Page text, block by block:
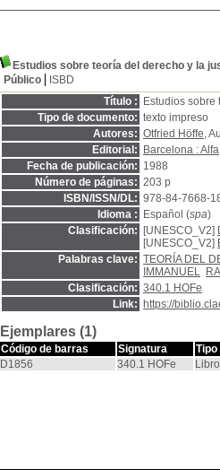
Estudios sobre teoría del derecho y la
Público
ISBD
Título :
Estudios
Tipo de documento: texto impreso
Autores: Otfried Höffe,
Editorial:
Barcelona : Alfa
Fecha de publicación: 1988
Número de páginas: 203 p
ISBN/ISSN/DL: 978-84-7668-
Idioma :
Español (spa)
Clasificación:
[UNESCO_V2]
[UNESCO_V2]
Palabras clave: TEORÍA DEL
IMMANUEL
Clasificación: 340.1 HOFe
Link:
https://
Ejemplares (1)
Código de barras Signatura
Tipo
D1856
340.1 HOFe Libro